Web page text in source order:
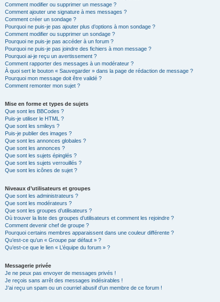
Comment modifier ou supprimer un message ?
Comment ajouter une signature à mes messages ?
Comment créer un sondage ?
Pourquoi ne puis-je pas ajouter plus d’options à mon sondage ?
Comment modifier ou supprimer un sondage ?
Pourquoi ne puis-je pas accéder à un forum ?
Pourquoi ne puis-je pas joindre des fichiers à mon message ?
Pourquoi ai-je reçu un avertissement ?
Comment rapporter des messages à un modérateur ?
À quoi sert le bouton « Sauvegarder » dans la page de rédaction de message ?
Pourquoi mon message doit être validé ?
Comment remonter mon sujet ?
Mise en forme et types de sujets
Que sont les BBCodes ?
Puis-je utiliser le HTML ?
Que sont les smileys ?
Puis-je publier des images ?
Que sont les annonces globales ?
Que sont les annonces ?
Que sont les sujets épinglés ?
Que sont les sujets verrouillés ?
Que sont les icônes de sujet ?
Niveaux d’utilisateurs et groupes
Que sont les administrateurs ?
Que sont les modérateurs ?
Que sont les groupes d’utilisateurs ?
Où trouver la liste des groupes d’utilisateurs et comment les rejoindre ?
Comment devenir chef de groupe ?
Pourquoi certains membres apparaissent dans une couleur différente ?
Qu’est-ce qu’un « Groupe par défaut » ?
Qu’est-ce que le lien « L’équipe du forum » ?
Messagerie privée
Je ne peux pas envoyer de messages privés !
Je reçois sans arrêt des messages indésirables !
J’ai reçu un spam ou un courriel abusif d’un membre de ce forum !